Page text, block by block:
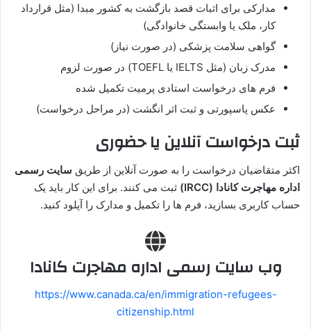
مدارکی برای اثبات قصد بازگشت به کشور مبدا (مثل قرارداد
کار، ملک یا وابستگی خانوادگی)
گواهی سلامت پزشکی (در صورت نیاز)
مدرک زبان (مثل IELTS یا TOEFL) در صورت لزوم
فرم‌ های درخواست استادی پرمیت تکمیل شده
عکس پاسپورتی و ثبت اثر انگشت (در مراحل درخواست)
ثبت درخواست آنلاین یا حضوری
اکثر متقاضیان درخواست را به صورت آنلاین از طریق سایت رسمی
اداره مهاجرت کانادا (IRCC)
ثبت می‌ کنند. برای این کار باید یک
حساب کاربری بسازید، فرم‌ ها را تکمیل و مدارک را آپلود کنید.
وب سایت رسمی اداره مهاجرت کانادا
https://www.canada.ca/en/immigration-refugees-
citizenship.html